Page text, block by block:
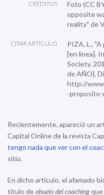
CRÉDITOS Foto (CC
opposite
reality" de
CITAR ARTÍCULO
PIZA, L.,
[en línea].
Society,
de AÑO].
http://
-proposito-
Recientemente, apareció un
Capital Online de la revista
tengo nada que ver con el
sitio.
En dicho artículo, el afamado
título deabuelo del coaching